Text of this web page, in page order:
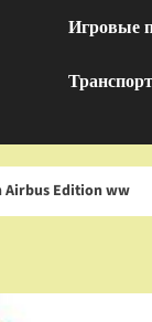
Игровые
Транспорт
ww